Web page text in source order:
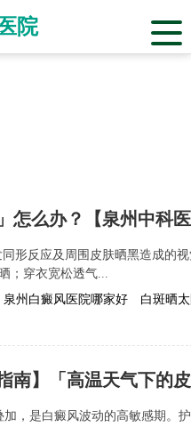
院
科白癜风医院
医院介
怎么办？【泉州中科
形反应及周围皮肤晒黑造成的
；穿衣宽松透气...
泉州白癜风医院哪家好
白斑晒
南】「高温天气下
加，是白癜风波动的高敏感期